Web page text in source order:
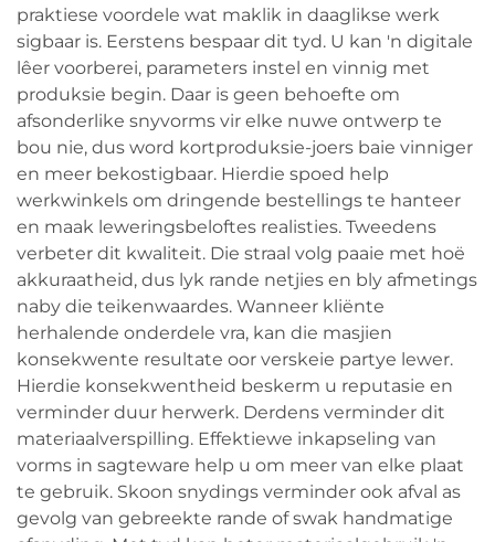
praktiese voordele wat maklik in daaglikse werk
sigbaar is. Eerstens bespaar dit tyd. U kan 'n digitale
lêer voorberei, parameters instel en vinnig met
produksie begin. Daar is geen behoefte om
afsonderlike snyvorms vir elke nuwe ontwerp te
bou nie, dus word kortproduksie-joers baie vinniger
en meer bekostigbaar. Hierdie spoed help
werkwinkels om dringende bestellings te hanteer
en maak leweringsbeloftes realisties. Tweedens
verbeter dit kwaliteit. Die straal volg paaie met hoë
akkuraatheid, dus lyk rande netjies en bly afmetings
naby die teikenwaardes. Wanneer kliënte
herhalende onderdele vra, kan die masjien
konsekwente resultate oor verskeie partye lewer.
Hierdie konsekwentheid beskerm u reputasie en
verminder duur herwerk. Derdens verminder dit
materiaalverspilling. Effektiewe inkapseling van
vorms in sagteware help u om meer van elke plaat
te gebruik. Skoon snydings verminder ook afval as
gevolg van gebreekte rande of swak handmatige